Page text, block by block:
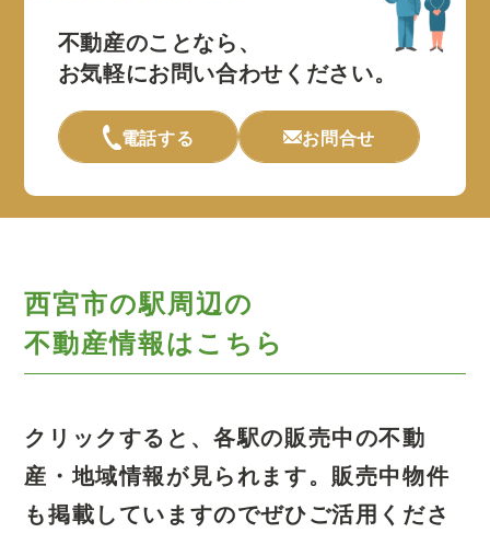
不動産のことなら、
お気軽にお問い合わせください。
電話する お問合せ
西宮市の駅周辺の
不動産情報はこちら
クリックすると、各駅の販売中の不動
産・地域情報が見られます。 販売中物件
も掲載していますのでぜひご活用くださ